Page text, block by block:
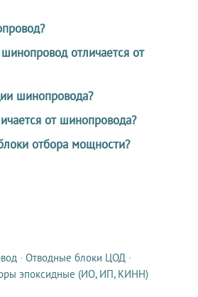
отличается от
шинопровода?
от шинопровода?
отбора мощности?
· Отводные блоки ЦОД ·
эпоксидные (ИО, ИП, КИНН)